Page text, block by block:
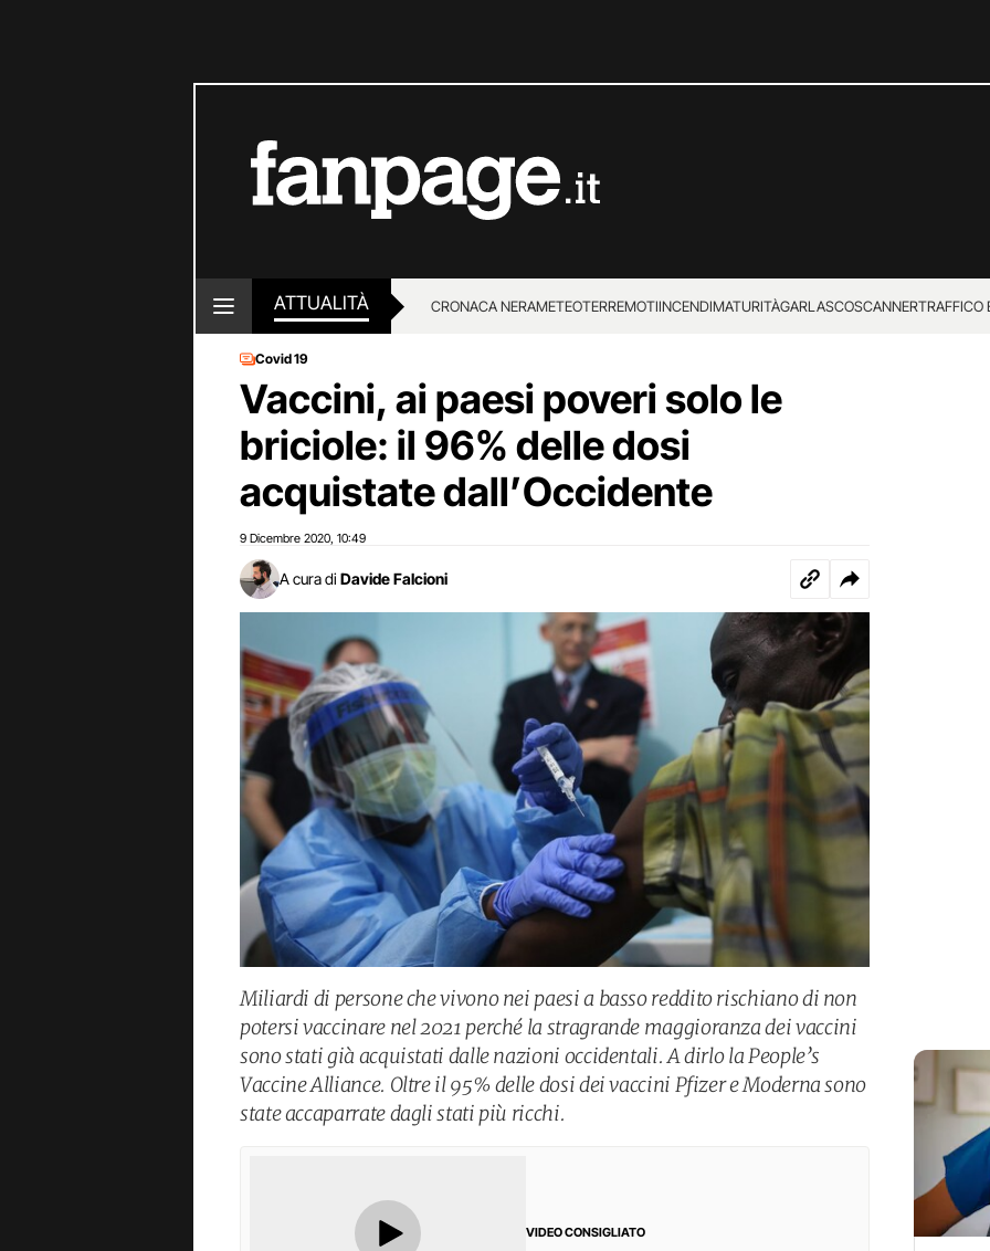
ATTUALITÀ CRONACA NERAMETEOTERREMOTIINCENDIMATURITÀGARLASCOSCANNERTRAFFICO
Covid 19
Vaccini, ai paesi poveri solo le
briciole: il 96% delle dosi
acquistate dall’Occidente
9 Dicembre 2020 10:49
A cura di Davide Falcioni
Miliardi di persone che vivono nei paesi a basso reddito rischiano di non
potersi vaccinare nel 2021 perché la stragrande maggioranza dei vaccini
sono stati già acquistati dalle nazioni occidentali. A dirlo la People’s
Vaccine Alliance. Oltre il 95% delle dosi dei vaccini Pfizer e Moderna sono
state accaparrate dagli stati più ricchi.
VIDEO CONSIGLIATO